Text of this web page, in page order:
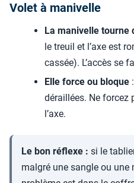
Volet à manivelle
La manivelle tourne
le treuil et l’axe est
cassée). L’accès se
Elle force ou bloque
déraillées. Ne forcez
l’axe.
Le bon réflexe : si le
malgré une sangle ou